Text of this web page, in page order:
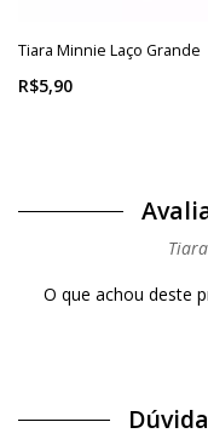
Tiara Minnie Laço Grande
R$5,90
O que achou deste